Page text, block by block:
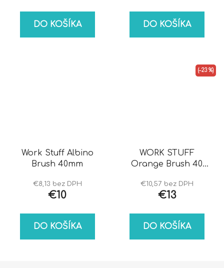
DO KOŠÍKA DO KOŠÍKA
Work Stuff Albino
Brush 40mm
€8,13 bez DPH
€10
DO KOŠÍKA
WORK STUFF
Orange Brush 40
detailingový štetec
na trhu!
€10,57 bez DPH
€13
(–23 %)
DO KOŠÍKA